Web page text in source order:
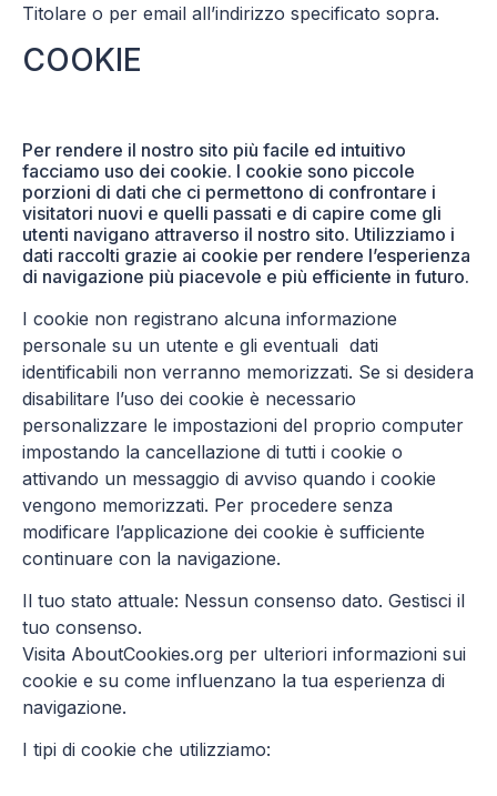
Titolare o per email all’indirizzo specificato sopra.
COOKIE
Per rendere il nostro sito più facile ed intuitivo
facciamo uso dei cookie. I cookie sono piccole
porzioni di dati che ci permettono di confrontare i
visitatori nuovi e quelli passati e di capire come gli
utenti navigano attraverso il nostro sito. Utilizziamo i
dati raccolti grazie ai cookie per rendere l’esperienza
di navigazione più piacevole e più efficiente in futuro.
I cookie non registrano alcuna informazione
personale su un utente e gli eventuali dati
identificabili non verranno memorizzati. Se si desidera
disabilitare l’uso dei cookie è necessario
personalizzare le impostazioni del proprio computer
impostando la cancellazione di tutti i cookie o
attivando un messaggio di avviso quando i cookie
vengono memorizzati. Per procedere senza
modificare l’applicazione dei cookie è sufficiente
continuare con la navigazione.
Il tuo stato attuale: Nessun consenso dato. Gestisci il
tuo consenso.
Visita AboutCookies.org per ulteriori informazioni sui
cookie e su come influenzano la tua esperienza di
navigazione.
I tipi di cookie che utilizziamo: